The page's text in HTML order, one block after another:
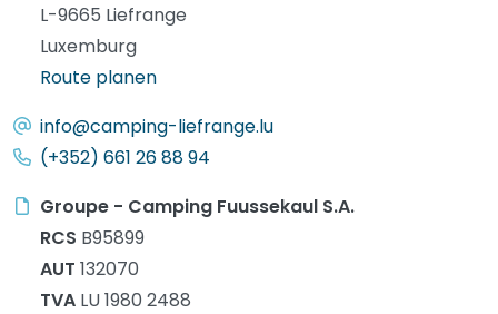
L-9665 Liefrange
Luxemburg
Route planen
info@camping-liefrange.lu
(+352) 661 26 88 94
Groupe - Camping Fuussekaul S.A.
RCS B95899
AUT 132070
TVA LU 1980 2488